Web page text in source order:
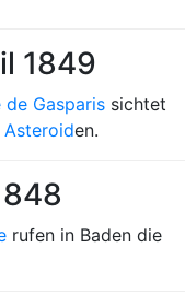
1849
de Gasparis sichtet
Asteroiden.
rufen in Baden die